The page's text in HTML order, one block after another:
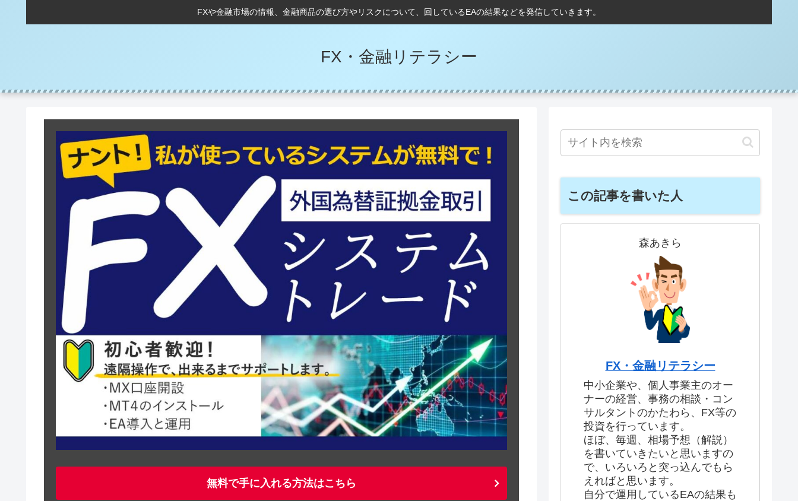
FXや金融市場の情報、金融商品の選び方やリスクについて、回しているEAの結果などを発信していきます。
FX・金融リテラシー
無料で手に入れる方法はこちら
この記事を書いた人
森あきら
FX・金融リテラシー
中小企業や、個人事業主のオー
ナーの経営、事務の相談・コン
サルタントのかたわら、FX等の
投資を行っています。
ほぼ、毎週、相場予想（解説）
を書いていきたいと思いますの
で、いろいろと突っ込んでもら
えればと思います。
自分で運用しているEAの結果も